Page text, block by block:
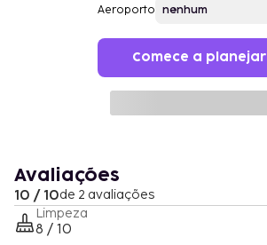
Aeroporto
Comece a planejar
Avaliações
10 / 10de 2 avaliações
Limpeza
8 / 10